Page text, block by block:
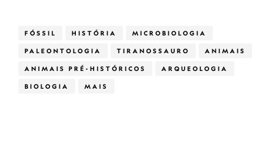
FÓSSIL HISTÓRIA MICROBIOLOGIA
PALEONTOLOGIA TIRANOSSAURO ANIMAIS
ANIMAIS PRÉ-HISTÓRICOS ARQUEOLOGIA
BIOLOGIA MAIS